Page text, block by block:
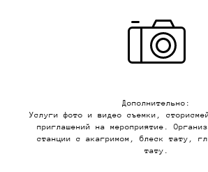
Дополнительно:
Услуги фото и видео съемки,
приглашений на мероприятие.
станции с акагримом, блеск тату,
тату.